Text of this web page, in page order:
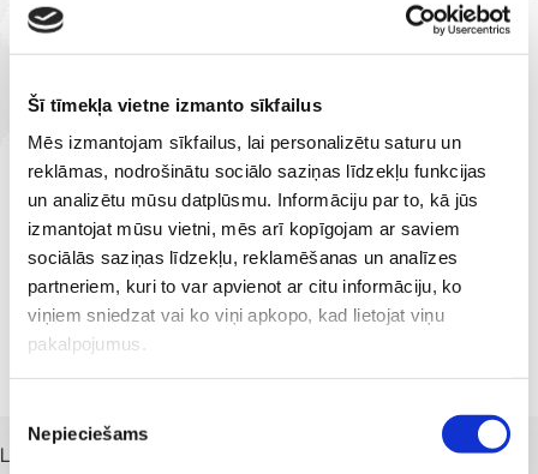
Šī tīmekļa vietne izmanto sīkfailus
Mēs izmantojam sīkfailus, lai personalizētu saturu un
reklāmas, nodrošinātu sociālo saziņas līdzekļu funkcijas
un analizētu mūsu datplūsmu. Informāciju par to, kā jūs
izmantojat mūsu vietni, mēs arī kopīgojam ar saviem
sociālās saziņas līdzekļu, reklamēšanas un analīzes
partneriem, kuri to var apvienot ar citu informāciju, ko
viņiem sniedzat vai ko viņi apkopo, kad lietojat viņu
pakalpojumus.
izvēle
Nepieciešams
Limfodrenāža ir vienkāršākā un izmaksu ziņā - efektīvākā